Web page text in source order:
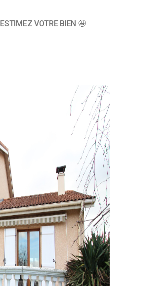
ESTIMEZ VOTRE BIEN 🤩